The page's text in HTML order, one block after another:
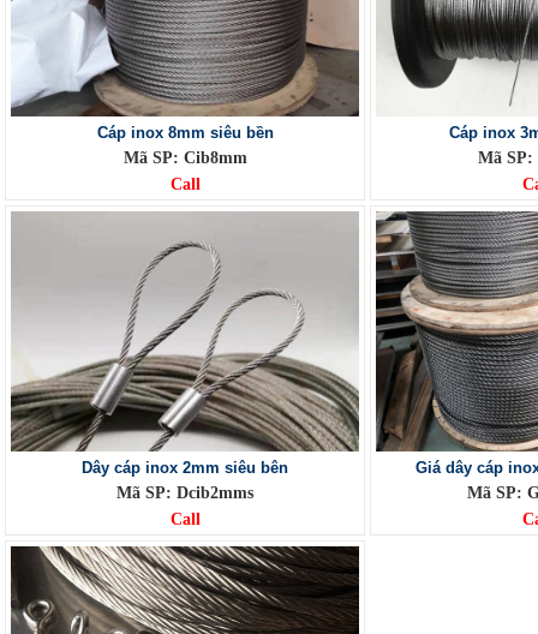
Cáp inox 8mm siêu bền
Mã SP: Cib8mm
Call
Cáp inox
Mã SP:
Dây cáp inox 2mm siêu bên
Mã SP: Dcib2mms
Call
Giá dây cáp
Mã SP: